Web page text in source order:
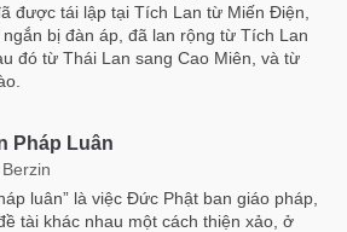
được tái lập tại Tích Lan từ Miến Điện,
bị đàn áp, đã lan rộng từ Tích Lan
đó từ Thái Lan sang Cao Miên, và từ
Pháp Luân
luân” là việc Đức Phật ban giáo pháp,
tài khác nhau một cách thiện xảo, ở